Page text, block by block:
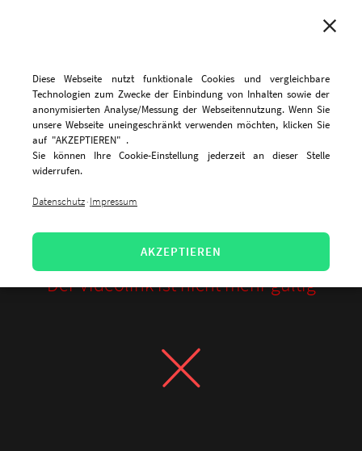
Diese Webseite nutzt funktionale Cookies und vergleichbare
Technologien zum Zwecke der Einbindung von Inhalten sowie der
anonymisierten Analyse/Messung der Webseitennutzung. Wenn Sie
unsere Webseite uneingeschränkt verwenden möchten, klicken Sie
auf "AKZEPTIEREN" .
Sie können Ihre Cookie-Einstellung jederzeit an dieser Stelle
widerrufen.
Datenschutz· Impressum
AKZEPTIEREN
Der Videolink ist nicht mehr gültig